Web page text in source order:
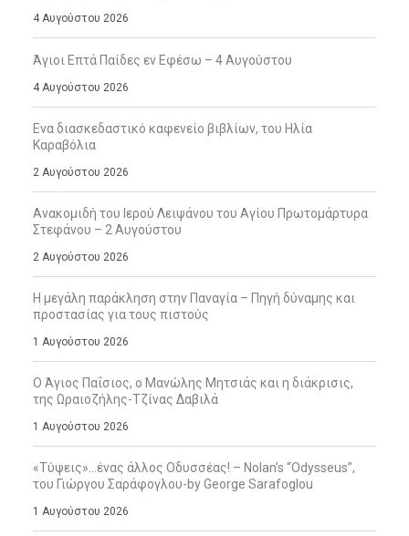
4 Αυγούστου 2026
Άγιοι Επτά Παίδες εν Εφέσω – 4 Αυγούστου
4 Αυγούστου 2026
Ενα διασκεδαστικό καφενείο βιβλίων, του Ηλία
Καραβόλια
2 Αυγούστου 2026
Ανακομιδή του Ιερού Λειψάνου του Αγίου Πρωτομάρτυρα
Στεφάνου – 2 Αυγούστου
2 Αυγούστου 2026
Η μεγάλη παράκληση στην Παναγία – Πηγή δύναμης και
προστασίας για τους πιστούς
1 Αυγούστου 2026
Ο Άγιος Παΐσιος, ο Μανώλης Μητσιάς και η διάκρισις,
της Ωραιοζήλης-Τζίνας Δαβιλά
1 Αυγούστου 2026
«Τύψεις»…ένας άλλος Οδυσσέας! – Nolan’s “Odysseus”,
του Γιώργου Σαράφογλου-by George Sarafoglou
1 Αυγούστου 2026